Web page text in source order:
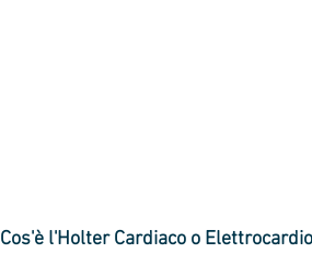
Cos'è l'Holter Cardiaco o